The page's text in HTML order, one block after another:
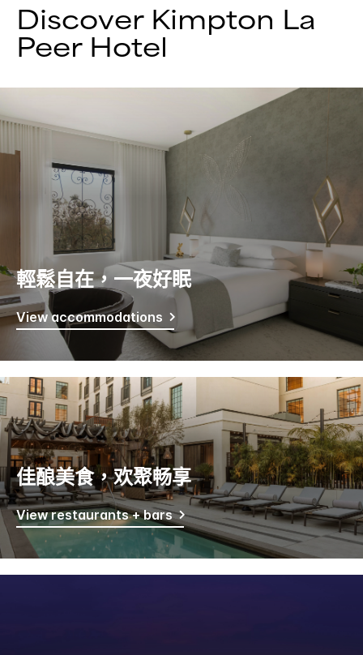
Discover Kimpton La
Peer Hotel
輕鬆自在，一夜好眠
View accommodations
佳酿美食，欢聚畅享
View restaurants + bars